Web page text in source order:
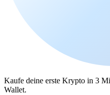
Kaufe deine erste Krypto in 3
Wallet.